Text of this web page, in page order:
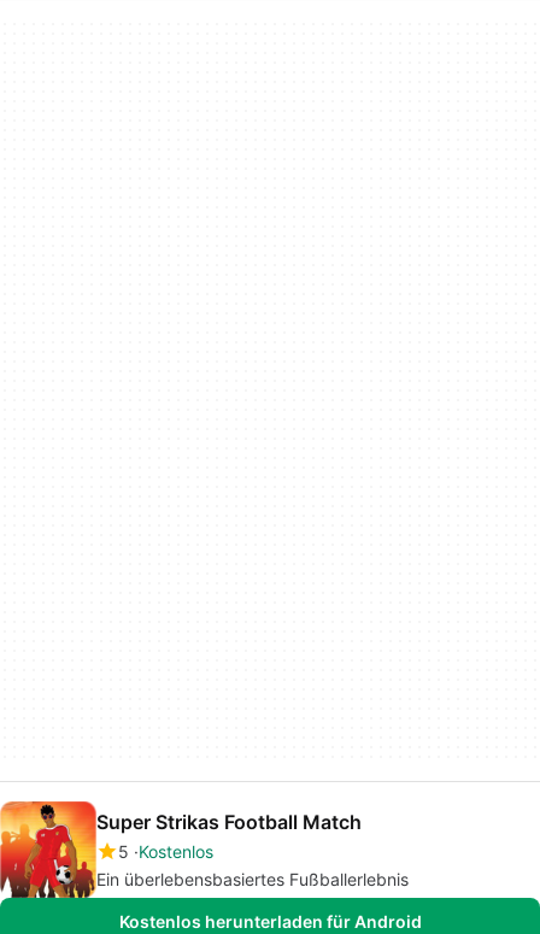
Super Strikas Football Match
5 Kostenlos
Ein überlebensbasiertes Fußballerlebnis
Kostenlos herunterladen für Android